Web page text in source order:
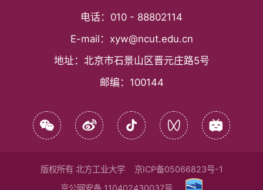
电话： 010 - 88802114
E-mail： xyw@ncut.edu.cn
地址： 北京市石景山区晋元庄路5号
邮编： 100144
版权所有 北方工业大学
京ICP备05066823号-1